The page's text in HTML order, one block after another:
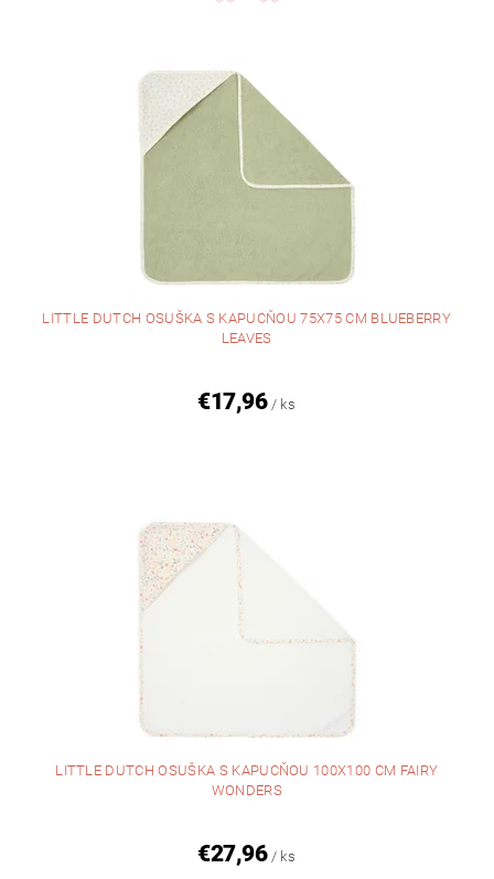
LITTLE DUTCH OSUŠKA S KAPUCŇOU 75X75 CM BLUEBERRY
LEAVES
€17,96 / ks
LITTLE DUTCH OSUŠKA S KAPUCŇOU 100X100 CM FAIRY
WONDERS
€27,96 / ks